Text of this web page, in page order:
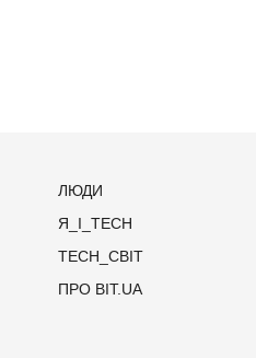
ЛЮДИ
Я_І_TECH
TECH_СВІТ
ПРО BIT.UA